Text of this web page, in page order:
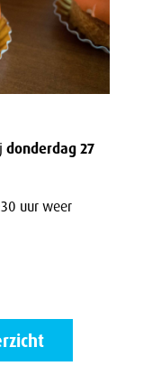
donderdag 27
uur weer